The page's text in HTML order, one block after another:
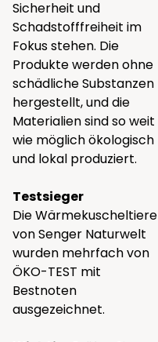
Sicherheit und
Schadstofffreiheit im
Fokus stehen. Die
Produkte werden ohne
schädliche Substanzen
hergestellt, und die
Materialien sind so weit
wie möglich ökologisch
und lokal produziert.
Testsieger
Die Wärmekuscheltiere
von Senger Naturwelt
wurden mehrfach von
ÖKO-TEST mit
Bestnoten
ausgezeichnet.